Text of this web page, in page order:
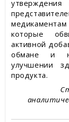
медикаментам
которые
активной
обмане и
улучшении
продукта.